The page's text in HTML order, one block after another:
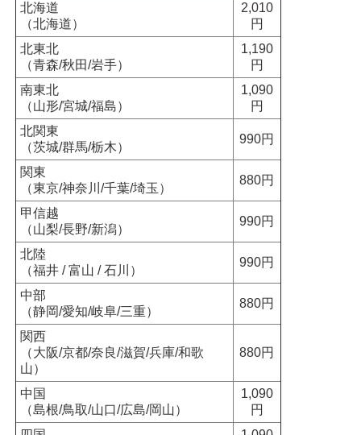
北海道
（北海道）
2,010
円
北東北
（青森/秋田/岩手）
1,190
円
南東北
（山形/宮城/福島）
1,090
円
北関東
（茨城/群馬/栃木）
990円
関東
（東京/神奈川/千葉/埼玉）
880円
甲信越
（山梨/長野/新潟）
990円
北陸
（福井 / 富山 / 石川）
990円
中部
（静岡/愛知/岐阜/三重）
880円
関西
（大阪/京都/奈良/滋賀/兵庫/和歌
山）
880円
中国
（島根/鳥取/山口/広島/岡山）
1,090
円